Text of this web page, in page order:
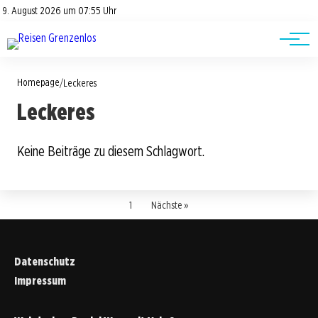
9. August 2026 um 07:55 Uhr
Datenschutz
Road Trips
Reisetipps
Homepage/Leckeres
Leckeres
Keine Beiträge zu diesem Schlagwort.
1 Nächste »
Datenschutz
Impressum